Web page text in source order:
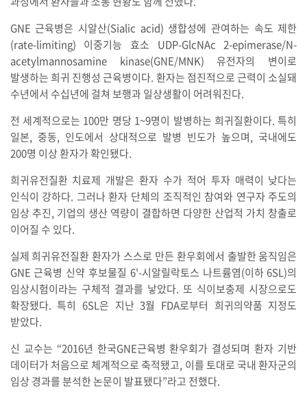
GNE 근육병은 시알산(Sialic acid) 생합성에 관여하는 속도 제한
(rate-limiting) 이중기능 효소 UDP-GlcNAc 2-epimerase/N-
acetylmannosamine kinase(GNE/MNK) 유전자의 변이로
발생하는 희귀 진행성 근육병이다. 환자는 점진적으로 근력이 소실돼
수년에서 수십년에 걸쳐 보행과 일상생활이 어려워진다.
전 세계적으로는 100만 명당 1~9명이 발병하는 희귀질환이다. 특히
일본, 중동, 인도에서 상대적으로 발병 빈도가 높으며, 국내에도
200명 이상 환자가 확인됐다.
희귀유전질환 치료제 개발은 환자 수가 적어 투자 매력이 낮다는
인식이 강하다. 그러나 환자 단체의 조직적인 참여와 연구자 주도의
임상 추진, 기업의 생산 역량이 결합하면 다양한 산업적 가치 창출로
이어질 수 있다.
실제 희귀유전질환 환자가 스스로 만든 환우회에서 출발한 움직임은
GNE 근육병 신약 후보물질 6'-시알릴락토스 나트륨염(이하 6SL)의
임상시험이라는 구체적 결과를 낳았다. 또 식이보충제 시장으로도
확장됐다. 특히 6SL은 지난 3월 FDA로부터 희귀의약품 지정도
받았다.
신 교수는 “2016년 한국GNE근육병 환우회가 결성되며 환자 기반
데이터가 처음으로 체계적으로 축적됐고, 이를 토대로 국내 환자군의
임상 경과를 분석한 논문이 발표됐다”라고 전했다.